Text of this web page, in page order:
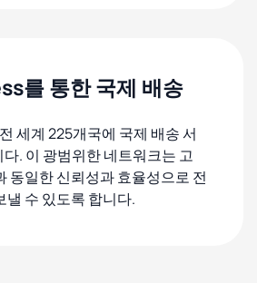
를 통한 국제 배송
세계 225개국에 국제 배송 서
. 이 광범위한 네트워크는 고
동일한 신뢰성과 효율성으로 전
낼 수 있도록 합니다.